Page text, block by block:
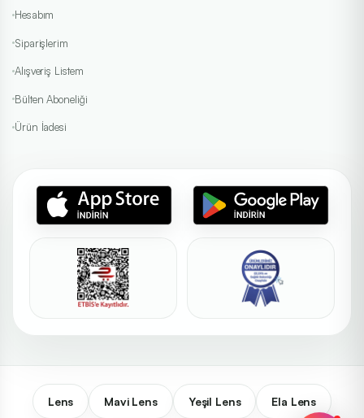
Hesabım
Siparişlerim
Alışveriş Listem
Bülten Aboneliği
Ürün İadesi
Lens Mavi Lens Yeşil Lens Ela Lens